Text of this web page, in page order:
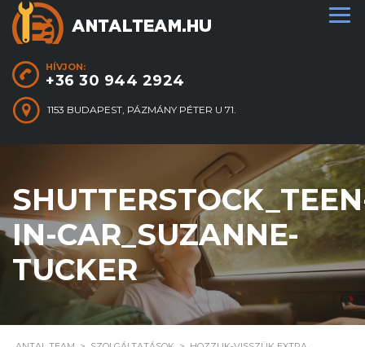
HÍVJON:
+36 30 944 2924
1153 BUDAPEST, PÁZMÁNY PÉTER U 71.
IN-CAR_SUZANNE-
TUCKER